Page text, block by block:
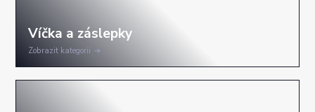
Zobrazit kategorii